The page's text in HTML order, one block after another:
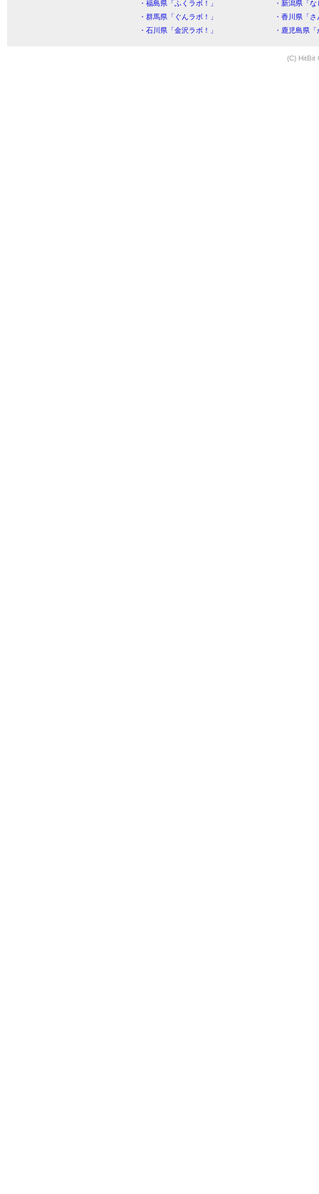
・福島県「ふくラボ！」
・新潟県「
・群馬県「ぐんラボ！」
・香川県「
・石川県「金沢ラボ！」
・鹿児島県
(C) HitBit